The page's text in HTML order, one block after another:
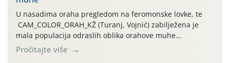
U nasadima oraha pregledom na feromonske lovke, te
CAM_COLOR_ORAH_KŽ (Turanj, Vojnić) zabilježena je
mala populacija odraslih oblika orahove muhe
(Rhagoletis completa). Niska brojnost može se objasniti
činjenicom da je riječ o mladim nasadima s vrlo malim
Pročitajte više